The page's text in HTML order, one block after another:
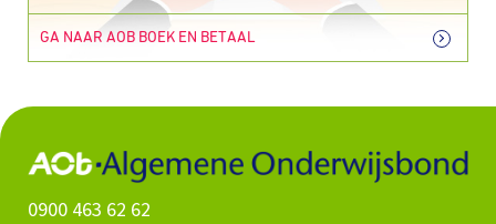
GA NAAR AOB BOEK EN BETAAL
0900 463 62 62